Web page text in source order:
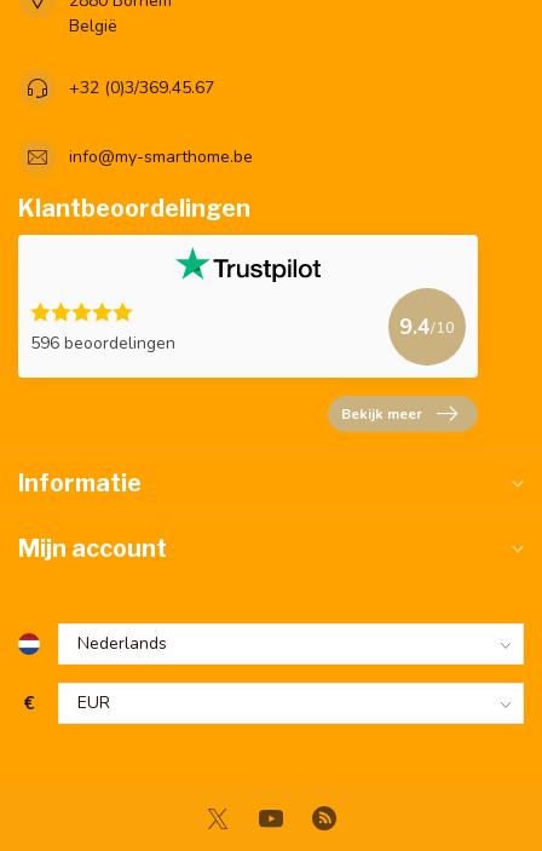
België
+32 (0)3/369.45.67
info@my-smarthome.be
Klantbeoordelingen
596 beoordelingen
9.4/10
Bekijk meer
Informatie
Mijn account
€